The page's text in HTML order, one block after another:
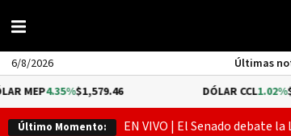
6/8/2026 Últimas
$1,579.46 1.02%$1,575.53
Último Momento: EN VIVO | El Senado debate